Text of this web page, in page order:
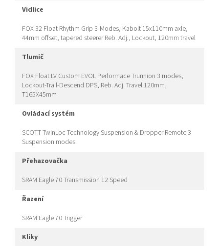
vidlice
FOX 32 Float Rhythm Grip 3-Modes, Kabolt 15x110mm axle,
44mm offset, tapered steerer Reb. Adj., Lockout, 120mm travel
tlumič
FOX Float LV Custom EVOL Performace Trunnion 3 modes,
Lockout-Trail-Descend DPS, Reb. Adj. Travel 120mm,
T165X45mm
ovládací systém
SCOTT TwinLoc Technology Suspension & Dropper Remote 3
Suspension modes
přehazovačka
SRAM Eagle 70 Transmission 12 Speed
řazení
SRAM Eagle 70 Trigger
kliky